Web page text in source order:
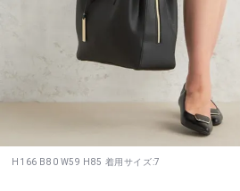
H166 B80 W59 H85 着用サイズ:7